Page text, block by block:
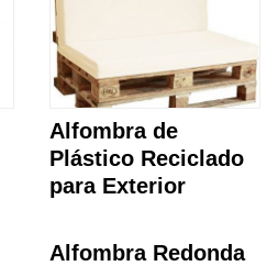
Alfombra de
Plástico Reciclado
para Exterior
Alfombra Redonda